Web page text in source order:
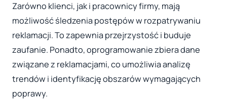
Zarówno klienci, jak i pracownicy firmy, mają
możliwość śledzenia postępów w rozpatrywaniu
reklamacji. To zapewnia przejrzystość i buduje
zaufanie. Ponadto, oprogramowanie zbiera dane
związane z reklamacjami, co umożliwia analizę
trendów i identyfikację obszarów wymagających
poprawy.